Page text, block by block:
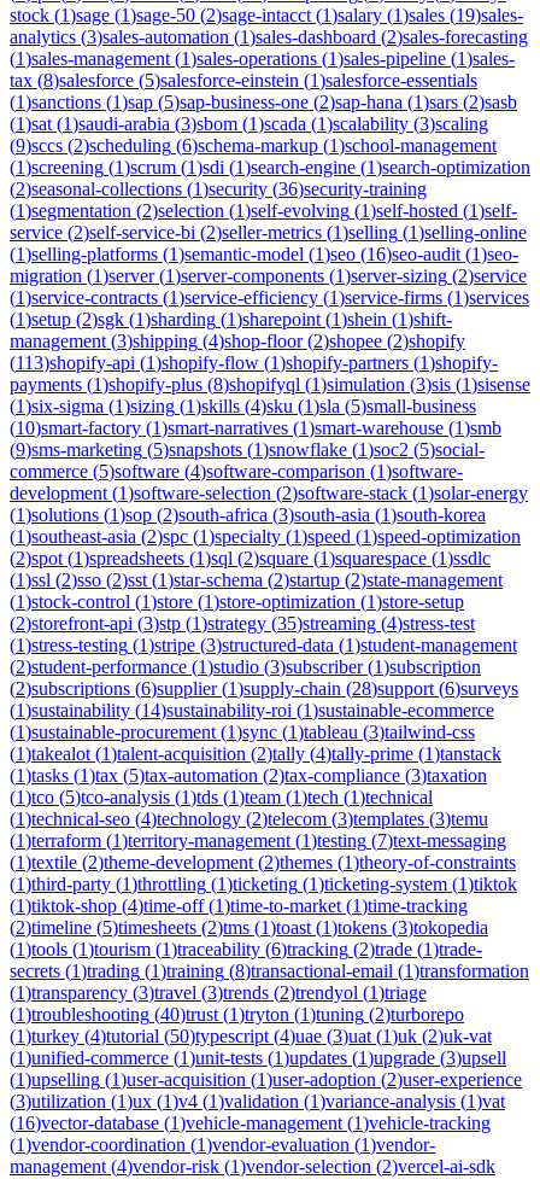
stock (1)sage (1)sage-50 (2)sage-intacct (1)salary (1)sales (19)sales-
analytics (3)sales-automation (1)sales-dashboard (2)sales-forecasting
(1)sales-management (1)sales-operations (1)sales-pipeline (1)sales-
tax (8)salesforce (5)salesforce-einstein (1)salesforce-essentials
(1)sanctions (1)sap (5)sap-business-one (2)sap-hana (1)sars (2)sasb
(1)sat (1)saudi-arabia (3)sbom (1)scada (1)scalability (3)scaling
(9)sccs (2)scheduling (6)schema-markup (1)school-management
(1)screening (1)scrum (1)sdi (1)search-engine (1)search-optimization
(2)seasonal-collections (1)security (36)security-training
(1)segmentation (2)selection (1)self-evolving (1)self-hosted (1)self-
service (2)self-service-bi (2)seller-metrics (1)selling (1)selling-online
(1)selling-platforms (1)semantic-model (1)seo (16)seo-audit (1)seo-
migration (1)server(1)server-components (1)server-sizing (2)service
(1)service-contracts (1)service-efficiency (1)service-firms (1)services
(1)setup (2)sgk (1)sharding (1)sharepoint (1)shein (1)shift-
management (3)shipping (4)shop-floor(2)shopee (2)shopify
(113)shopify-api (1)shopify-flow (1)shopify-partners (1)shopify-
payments (1)shopify-plus (8)shopifyql (1)simulation (3)sis (1)sisense
(1)six-sigma (1)sizing (1)skills (4)sku (1)sla (5)small-business
(10)smart-factory (1)smart-narratives (1)smart-warehouse (1)smb
(9)sms-marketing (5)snapshots (1)snowflake (1)soc2 (5)social-
commerce (5)software (4)software-comparison (1)software-
development (1)software-selection (2)software-stack (1)solar-energy
(1)solutions (1)sop (2)south-africa (3)south-asia (1)south-korea
(1)southeast-asia (2)spc (1)specialty (1)speed (1)speed-optimization
(2)spot (1)spreadsheets (1)sql (2)square (1)squarespace (1)ssdlc
(1)ssl (2)sso (2)sst (1)star-schema (2)startup (2)state-management
(1)stock-control (1)store (1)store-optimization (1)store-setup
(2)storefront-api (3)stp (1)strategy (35)streaming (4)stress-test
(1)stress-testing (1)stripe (3)structured-data (1)student-management
(2)student-performance (1)studio (3)subscriber(1)subscription
(2)subscriptions (6)supplier(1)supply-chain (28)support (6)surveys
(1)sustainability (14)sustainability-roi (1)sustainable-ecommerce
(1)sustainable-procurement (1)sync (1)tableau (3)tailwind-css
(1)takealot (1)talent-acquisition (2)tally (4)tally-prime (1)tanstack
(1)tasks (1)tax (5)tax-automation (2)tax-compliance (3)taxation
(1)tco (5)tco-analysis (1)tds (1)team (1)tech (1)technical
(1)technical-seo (4)technology (2)telecom (3)templates (3)temu
(1)terraform (1)territory-management (1)testing (7)text-messaging
(1)textile (2)theme-development (2)themes (1)theory-of-constraints
(1)third-party (1)throttling (1)ticketing (1)ticketing-system (1)tiktok
(1)tiktok-shop (4)time-off(1)time-to-market (1)time-tracking
(2)timeline (5)timesheets (2)tms (1)toast (1)tokens (3)tokopedia
(1)tools (1)tourism (1)traceability (6)tracking (2)trade (1)trade-
secrets (1)trading (1)training (8)transactional-email (1)transformation
(1)transparency (3)travel (3)trends (2)trendyol (1)triage
(1)troubleshooting (40)trust (1)tryton (1)tuning (2)turborepo
(1)turkey (4)tutorial (50)typescript (4)uae (3)uat (1)uk (2)uk-vat
(1)unified-commerce (1)unit-tests (1)updates (1)upgrade (3)upsell
(1)upselling (1)user-acquisition (1)user-adoption (2)user-experience
(3)utilization (1)ux (1)v4 (1)validation (1)variance-analysis (1)vat
(16)vector-database (1)vehicle-management (1)vehicle-tracking
(1)vendor-coordination (1)vendor-evaluation (1)vendor-
management (4)vendor-risk (1)vendor-selection (2)vercel-ai-sdk